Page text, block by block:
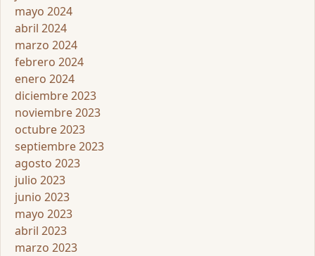
mayo 2024
abril 2024
marzo 2024
febrero 2024
enero 2024
diciembre 2023
noviembre 2023
octubre 2023
septiembre 2023
agosto 2023
julio 2023
junio 2023
mayo 2023
abril 2023
marzo 2023